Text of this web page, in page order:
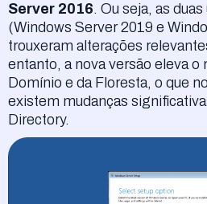
Server 2016. Ou seja, as
(Windows Server 2019 e
trouxeram alterações
entanto, a nova versão eleva o
Domínio e da Floresta, o que
existem mudanças
Directory.